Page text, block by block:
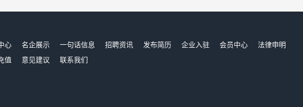
心 名企展示 一句话信息 招聘资讯 发布简历 企业入驻 会员中心
法律申明
值 意见建议 联系我们